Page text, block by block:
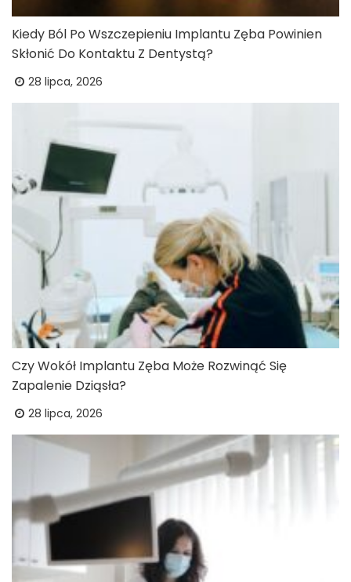
Kiedy Ból Po Wszczepieniu Implantu Zęba Powinien
Skłonić Do Kontaktu Z Dentystą?
28 lipca, 2026
Czy Wokół Implantu Zęba Może Rozwinąć Się
Zapalenie Dziąsła?
28 lipca, 2026